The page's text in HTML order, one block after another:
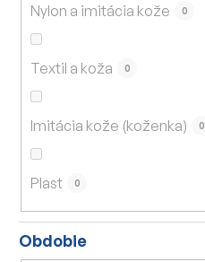
Nylon a imitácia kože 0
Textil a koža 0
Imitácia kože (koženka) 0
Plast 0
Obdobie